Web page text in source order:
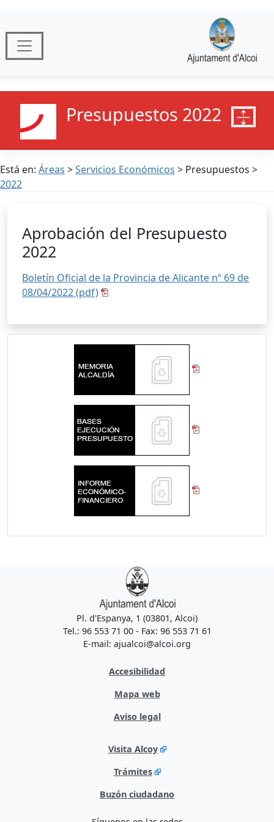
Presupuestos 2022
Está en: Áreas >Servicios Económicos > Presupuestos >
2022
Aprobación del Presupuesto
2022
Boletín Oficial de la Provincia de Alicante nº 69 de
08/04/2022 (pdf)
Pl. d'Espanya, 1 (03801, Alcoi)
Tel.: 96 553 71 00 - Fax: 96 553 71 61
E-mail: ajualcoi@alcoi.org
Accesibilidad
Mapa web
Aviso legal
Visita Alcoy
Trámites
Buzón ciudadano